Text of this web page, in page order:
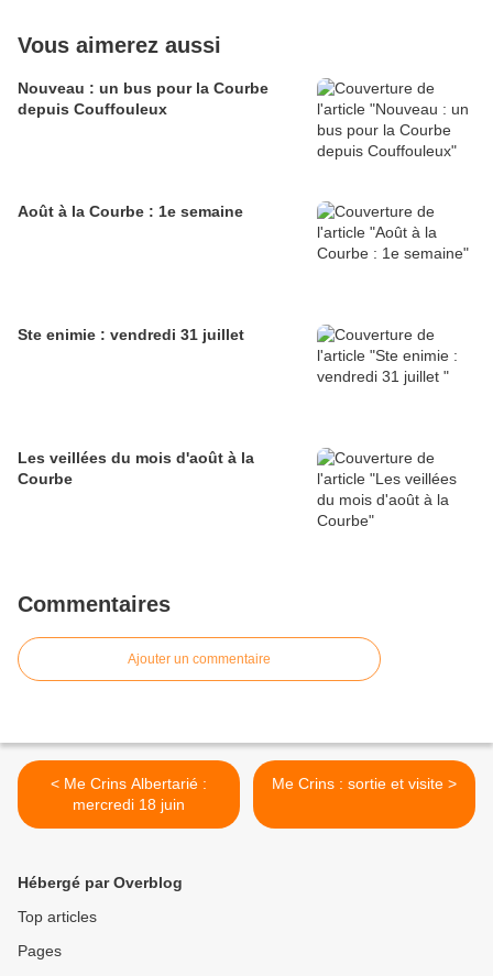
Vous aimerez aussi
Nouveau : un bus pour la Courbe
depuis Couffouleux
Août à la Courbe : 1e semaine
Ste enimie : vendredi 31 juillet
Les veillées du mois d'août à la
Courbe
Commentaires
Ajouter un commentaire
< Me Crins Albertarié :
mercredi 18 juin
Me Crins : sortie et visite >
Hébergé par Overblog
Top articles
Pages